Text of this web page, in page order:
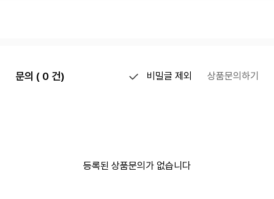
문의 ( 0 건) 비밀글 제외 상품문의하기
등록된 상품문의가 없습니다